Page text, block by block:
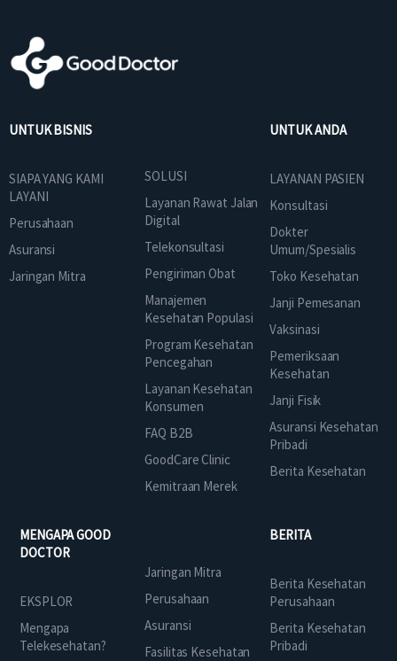
UNTUK BISNIS
SIAPA YANG KAMI
LAYANI
Perusahaan
Asuransi
Jaringan Mitra
SOLUSI
Layanan Rawat Jalan
Digital
Telekonsultasi
Pengiriman Obat
Manajemen
Kesehatan Populasi
Program Kesehatan
Pencegahan
Layanan Kesehatan
Konsumen
FAQ B2B
GoodCare Clinic
Kemitraan Merek
UNTUK ANDA
LAYANAN PASIEN
Konsultasi
Dokter
Umum/Spesialis
Toko Kesehatan
Janji Pemesanan
Vaksinasi
Pemeriksaan
Kesehatan
Janji Fisik
Asuransi Kesehatan
Pribadi
Berita Kesehatan
MENGAPA GOOD
DOCTOR
EKSPLOR
Mengapa
Telekesehatan?
Jaringan Mitra
Perusahaan
Asuransi
Fasilitas Kesehatan
BERITA
Berita Kesehatan
Perusahaan
Berita Kesehatan
Pribadi